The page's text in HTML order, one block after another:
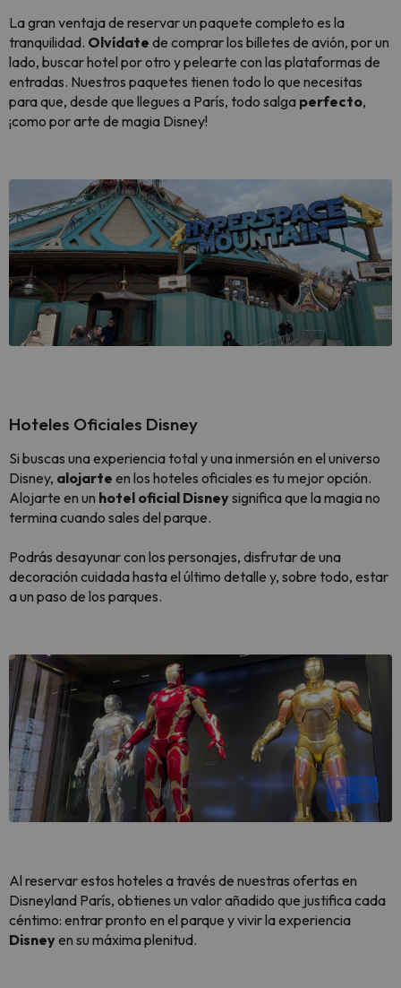
La gran ventaja de reservar un paquete completo es la
tranquilidad. Olvídate de comprar los billetes de avión, por un
lado, buscar hotel por otro y pelearte con las plataformas de
entradas. Nuestros paquetes tienen todo lo que necesitas
para que, desde que llegues a París, todo salga perfecto,
¡como por arte de magia Disney!
Hoteles Oficiales Disney
Si buscas una experiencia total y una inmersión en el universo
Disney, alojarte en los hoteles oficiales es tu mejor opción.
Alojarte en un hotel oficial Disneysignifica que la magia no
termina cuando sales del parque.
Podrás desayunar con los personajes, disfrutar de una
decoración cuidada hasta el último detalle y, sobre todo, estar
a un paso de los parques.
Al reservar estos hoteles a través de nuestras ofertas en
Disneyland París, obtienes un valor añadido que justifica cada
céntimo: entrar pronto en el parque y vivir la experiencia
Disneyen su máxima plenitud.